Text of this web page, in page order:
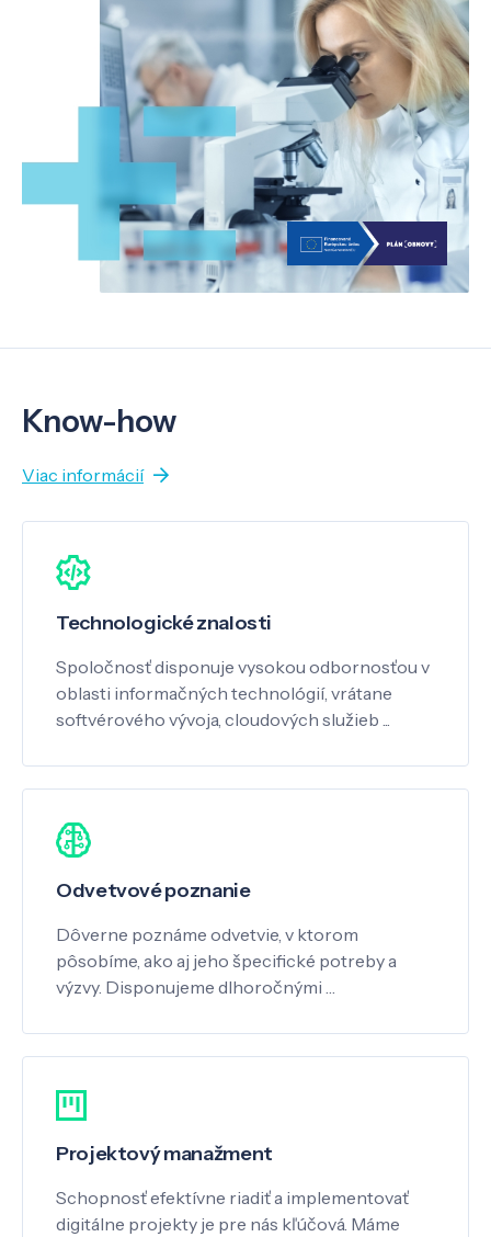
Know-how
Viac informácií
Technologické znalosti
Spoločnosť disponuje vysokou odbornosťou v
oblasti informačných technológií, vrátane
softvérového vývoja, cloudových služieb ...
Odvetvové poznanie
Dôverne poznáme odvetvie, v ktorom
pôsobíme, ako aj jeho špecifické potreby a
výzvy. Disponujeme dlhoročnými …
Projektový manažment
Schopnosť efektívne riadiť a implementovať
digitálne projekty je pre nás kľúčová. Máme